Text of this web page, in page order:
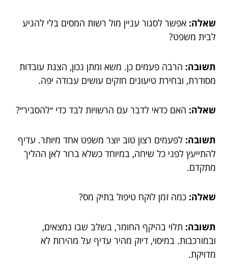
שאלה: אפשר לסגור עניין מול רשות המסים בלי להגיע
לבית משפט?
תשובה: הרבה פעמים כן. משא ומתן נכון, הצגת עובדות
מסודרת, ובחירת טיעונים חזקים עושים עבודה יפה.
שאלה: האם כדאי לדבר עם הרשויות לבד כדי ״להסביר״?
תשובה: לפעמים רצון טוב יוצר משפט אחד מיותר. עדיף
להתייעץ לפני כל שיחה, במיוחד כשלא ברור לאן ההליך
מתקדם.
שאלה: כמה זמן לוקח טיפול בתיק מס?
תשובה: תלוי בהיקף החומר, בשלב שבו נמצאים,
ובמורכבות. במיסוי, דיוק מהיר עדיף על מהירות לא
מדויקת.